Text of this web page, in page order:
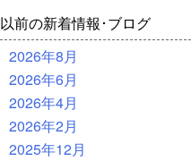
以前の新着情報･ブログ
2026年8月
2026年6月
2026年4月
2026年2月
2025年12月